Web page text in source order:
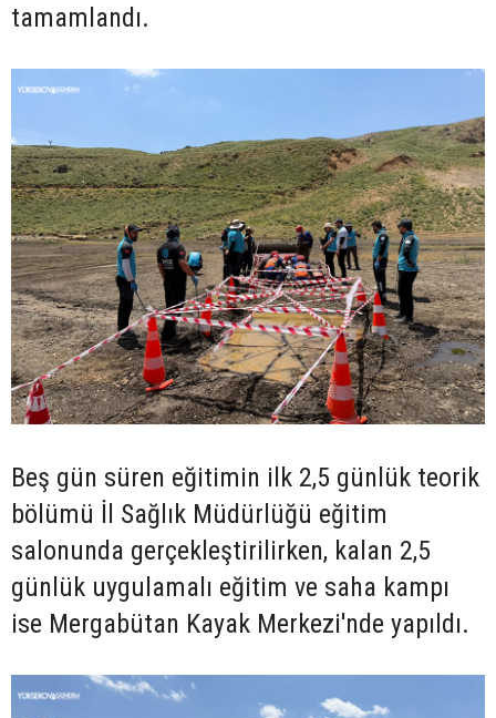
tamamlandı.
Beş gün süren eğitimin ilk 2,5 günlük teorik
bölümü İl Sağlık Müdürlüğü eğitim
salonunda gerçekleştirilirken, kalan 2,5
günlük uygulamalı eğitim ve saha kampı
ise Mergabütan Kayak Merkezi'nde yapıldı.